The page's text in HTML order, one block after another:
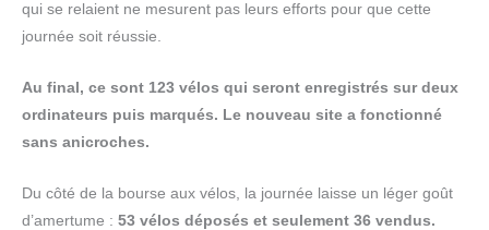
qui se relaient ne mesurent pas leurs efforts pour que cette
journée soit réussie.
Au final, ce sont 123 vélos qui seront enregistrés sur deux
ordinateurs puis marqués. Le nouveau site a fonctionné
sans anicroches.
Du côté de la bourse aux vélos, la journée laisse un léger goût
d’amertume : 53 vélos déposés et seulement 36 vendus.